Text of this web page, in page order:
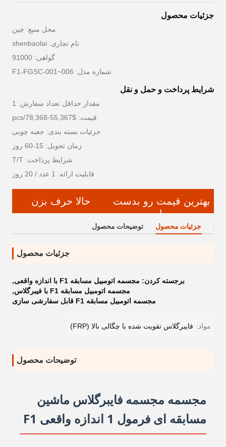
جزئیات محصول
محل منبع: چین
نام تجاری: shenbaolai
گواهی: 91000
شماره مدل: F1-FGSC-001~006
شرایط پرداخت و حمل و نقل
مقدار حداقل تعداد سفارش: 1
قیمت: $55,367-78,368/pcs
جزئیات بسته بندی: جعبه چوبی
زمان تحویل: 15-60 روز
شرایط پرداخت: T/T
قابلیت ارائه: 1 عدد / 20 روز
بهترین قیمت رو بدست
بیار
حالا حرف بزن
جزئیات محصول توضیحات محصول
جزئیات محصول
برجسته کردن: مجسمه اتومبیل مسابقه F1 با اندازه واقعی
,
مجسمه اتومبیل مسابقه F1 با فیبرگلاس
,
مجسمه اتومبیل مسابقه F1 قابل سفارشی سازی
مواد: فایبرگلاس تقویت شده با چگالی بالا (FRP)
توضیحات محصول
مجسمه مجسمه فایبرگلاس ماشین
مسابقه ای فرمول 1 اندازه واقعی F1